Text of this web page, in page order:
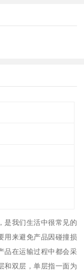
是我们生活中很常见的
用来避免产品因碰撞损
品在运输过程中都会采
和双层，单层指一面为